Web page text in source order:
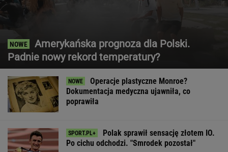
Amerykańska prognoza dla Polski.
Padnie nowy rekord temperatury?
Operacje plastyczne Monroe?
Dokumentacja medyczna ujawniła, co
poprawiła
Polak sprawił sensację złotem IO.
Po cichu odchodzi. "Smrodek pozostał"